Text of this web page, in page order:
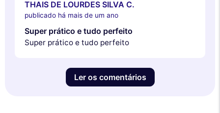
THAIS DE LOURDES SILVA C.
publicado há mais de um ano
Super prático e tudo perfeito
Super prático e tudo perfeito
Ler os comentários